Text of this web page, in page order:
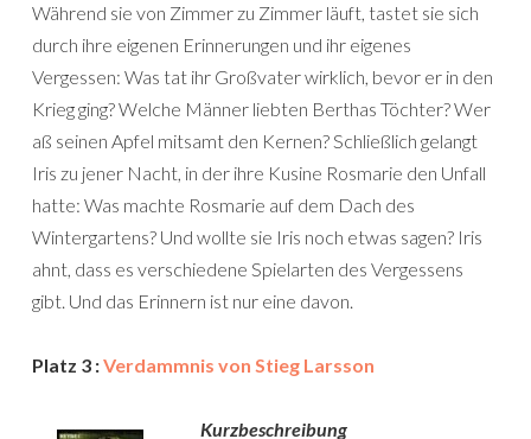
Während sie von Zimmer zu Zimmer läuft, tastet sie sich
durch ihre eigenen Erinnerungen und ihr eigenes
Vergessen: Was tat ihr Großvater wirklich, bevor er in den
Krieg ging? Welche Männer liebten Berthas Töchter? Wer
aß seinen Apfel mitsamt den Kernen? Schließlich gelangt
Iris zu jener Nacht, in der ihre Kusine Rosmarie den Unfall
hatte: Was machte Rosmarie auf dem Dach des
Wintergartens? Und wollte sie Iris noch etwas sagen? Iris
ahnt, dass es verschiedene Spielarten des Vergessens
gibt. Und das Erinnern ist nur eine davon.
Platz 3 :Verdammnis von Stieg Larsson
Kurzbeschreibung